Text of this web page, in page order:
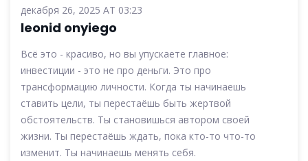
декабря 26, 2025 AT 03:23
leonid onyiego
Всё это - красиво, но вы упускаете главное:
инвестиции - это не про деньги. Это про
трансформацию личности. Когда ты начинаешь
ставить цели, ты перестаёшь быть жертвой
обстоятельств. Ты становишься автором своей
жизни. Ты перестаёшь ждать, пока кто-то что-то
изменит. Ты начинаешь менять себя.